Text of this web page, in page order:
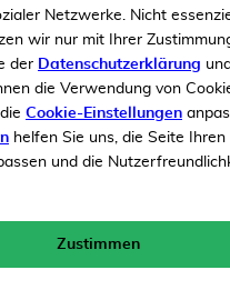
Rabatt ab 49€!
>
zum goldenen Stern"
Nowak.
als Landarbeiterapotheke.
Netzwerke. Nicht
wir nur mit Ihrer
der Datenschutzerklärung
die Verwendung von
Cookie-Einstellungen
helfen Sie uns, die Seite Ihren
und die
Zustimmen